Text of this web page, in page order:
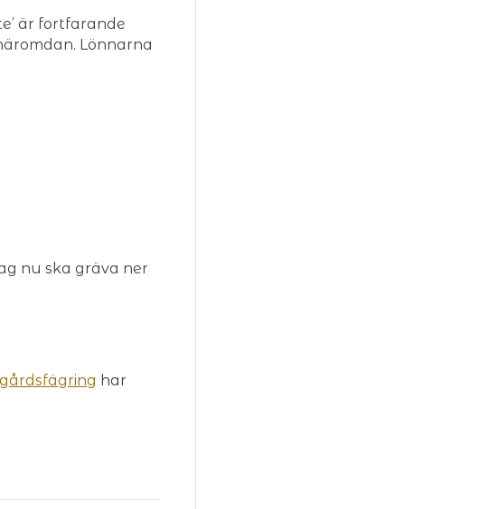
är fortfarande
Lönnarna
nu ska gräva ner
har